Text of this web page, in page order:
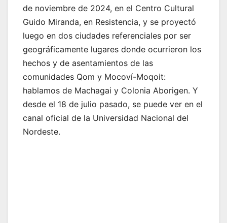
de noviembre de 2024, en el Centro Cultural
Guido Miranda, en Resistencia, y se proyectó
luego en dos ciudades referenciales por ser
geográficamente lugares donde ocurrieron los
hechos y de asentamientos de las
comunidades Qom y Mocoví-Moqoit:
hablamos de Machagai y Colonia Aborigen. Y
desde el 18 de julio pasado, se puede ver en el
canal oficial de la Universidad Nacional del
Nordeste.